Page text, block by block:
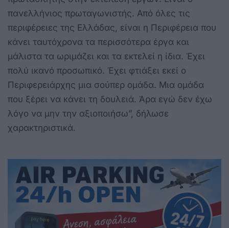
πανελλήνιος πρωταγωνιστής. Από όλες τις
περιφέρειες της Ελλάδας, είναι η Περιφέρεια που
κάνει ταυτόχρονα τα περισσότερα έργα και
μάλιστα τα ωριμάζει και τα εκτελεί η ίδια. Έχει
πολύ ικανό προσωπικό. Έχει φτιάξει εκεί ο
Περιφερειάρχης μια σούπερ ομάδα. Μια ομάδα
που ξέρει να κάνει τη δουλειά. Άρα εγώ δεν έχω
λόγο να μην την αξιοποιήσω”, δήλωσε
χαρακτηριστικά.